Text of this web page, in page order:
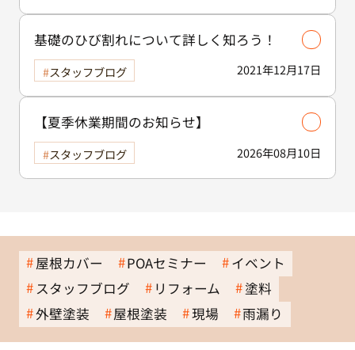
基礎のひび割れについて詳しく知ろう！
2021年12月17日
スタッフブログ
【夏季休業期間のお知らせ】
2026年08月10日
スタッフブログ
屋根カバー POAセミナー
イベント
スタッフブログ
リフォーム
塗料
外壁塗装
屋根塗装 現場 雨漏り